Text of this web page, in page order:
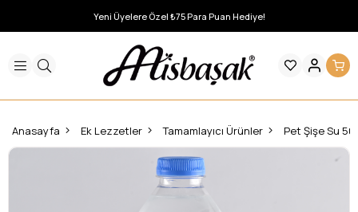
Yeni Üyelere Özel ₺75 Para Puan Hediye!
Anasayfa Ek Lezzetler Tamamlayıcı Ürünler Pet Şişe Su